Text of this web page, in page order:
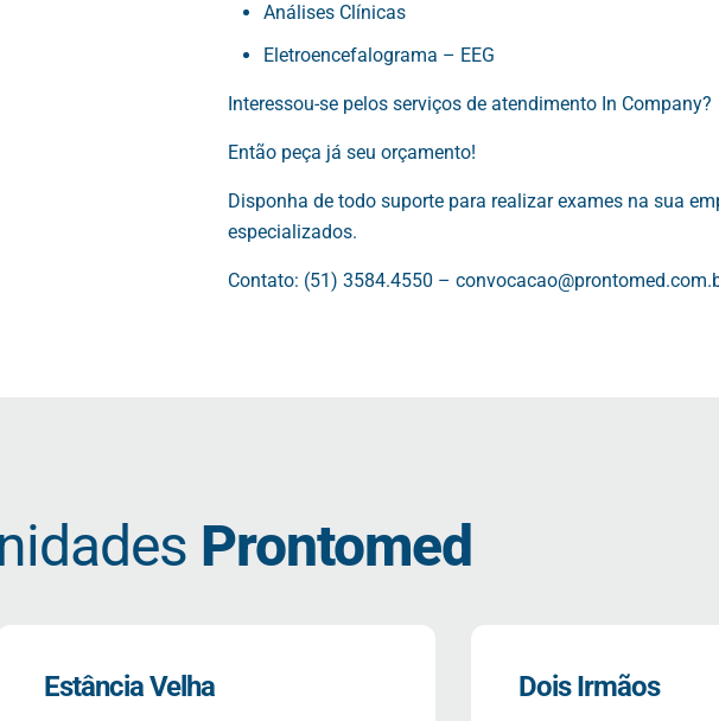
Análises Clínicas
Eletroencefalograma – EEG
Interessou-se pelos serviços de atendimento In Company?
Então peça já seu orçamento!
Disponha de todo suporte para realizar exames na sua
especializados.
Contato: (51) 3584.4550 –
Prontomed
Estância Velha
Dois Irmãos